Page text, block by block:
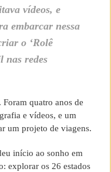
vídeos, e
embarcar nessa
o ‘Rolê
nas redes
quatro anos de
e vídeos, e um
um projeto de viagens.
início ao sonho em
explorar os 26 estados